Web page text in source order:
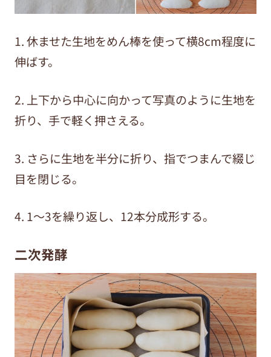
1.休ませた生地をめん棒を使って横8cm程度に
伸ばす。
2. 上下から中心に向かって写真のように生地を
折り、手で軽く押さえる。
3. さらに生地を半分に折り、指でつまんで綴じ
目を閉じる。
4. 1～3を繰り返し、12本分成形する。
二次発酵